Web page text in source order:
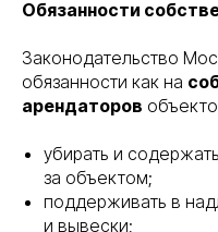
Обязанности
Законодательство
обязанности как на
арендаторов
убирать и
за объектом;
поддерживать в
и вывески;